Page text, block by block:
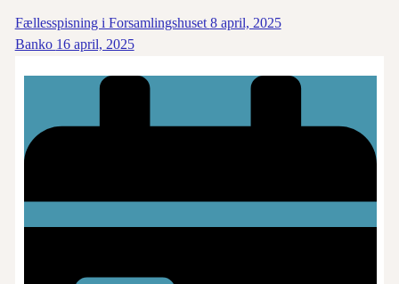
Fællesspisning i Forsamlingshuset 8 april, 2025
Banko 16 april, 2025